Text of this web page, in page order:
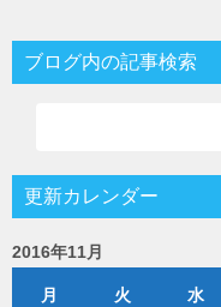
ブログ内の記事検索
更新カレンダー
2016年11月
月 火 水